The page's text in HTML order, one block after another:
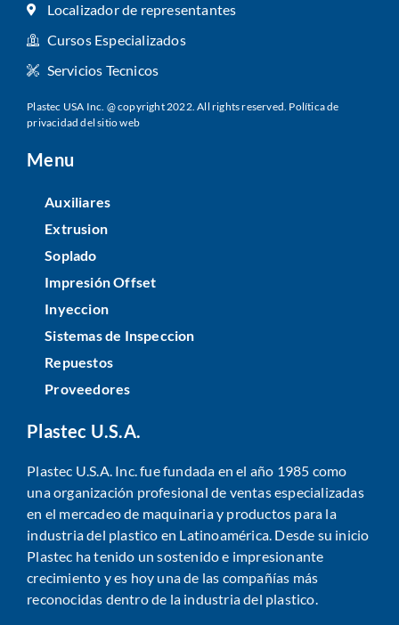
Localizador de representantes
Cursos Especializados
Servicios Tecnicos
Plastec USA Inc. @ copyright 2022. All rights reserved. Política de
privacidad del sitio web
Menu
Auxiliares
Extrusion
Soplado
Impresión Offset
Inyeccion
Sistemas de Inspeccion
Repuestos
Proveedores
Plastec U.S.A.
Plastec U.S.A. Inc. fue fundada en el año 1985 como
una organización profesional de ventas especializadas
en el mercadeo de maquinaria y productos para la
industria del plastico en Latinoamérica. Desde su inicio
Plastec ha tenido un sostenido e impresionante
crecimiento y es hoy una de las compañías más
reconocidas dentro de la industria del plastico.